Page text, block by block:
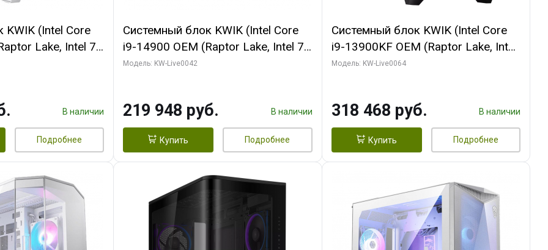
KWIK (Intel Core
Lake, Intel 7,
ГБ ОЗУ (2
В наличии
Подробнее
Системный блок KWIK (Intel Core
i9-14900 OEM (Raptor Lake, Intel 7,
C24 16EC/8PC// 16 ГБ ОЗУ (2
256bi/ 512 ГБ SSD)
Модель: KW-Live0042
219 948 руб. В наличии
Купить Подробнее
Системный блок KWIK (Intel Core
i9-13900KF OEM (Raptor Lake, Intel
7, C24 16EC/8P/ 64 ГБ ОЗУ (2
2/ 512 ГБ SSD)
Модель: KW-Live0064
318 468 руб. В наличии
Купить Подробнее